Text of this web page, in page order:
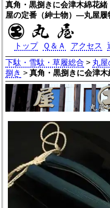
真角・黒捌きに会津木綿花
屋の定番（紳士物）―丸屋履
トップ Ｑ＆Ａ アクセス
下駄・雪駄・草履総合 > 丸屋
捌き >真角・黒捌きに会津